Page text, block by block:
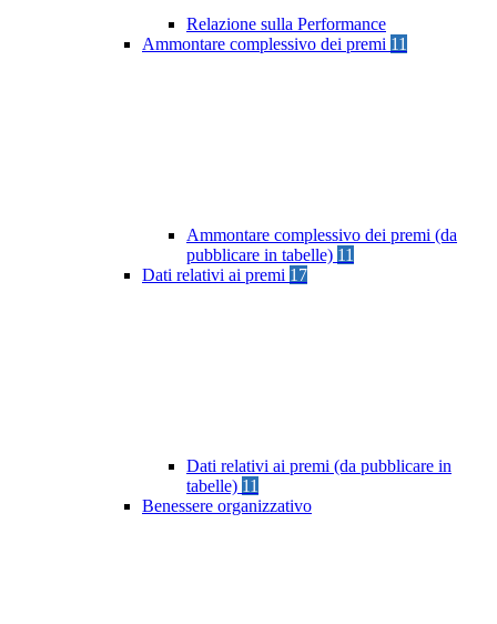
Relazione sulla Performance
Ammontare complessivo dei premi 11
Ammontare complessivo dei premi (da
pubblicare in tabelle) 11
Dati relativi ai premi 17
Dati relativi ai premi (da pubblicare in
tabelle) 11
Benessere organizzativo